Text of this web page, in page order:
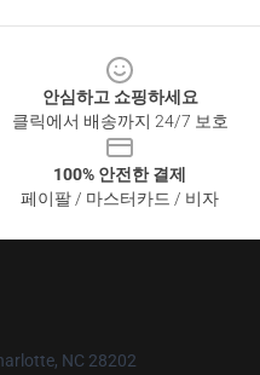
안심하고 쇼핑하세요
클릭에서 배송까지 24/7 보호
100% 안전한 결제
페이팔 / 마스터카드 / 비자
NC 28202